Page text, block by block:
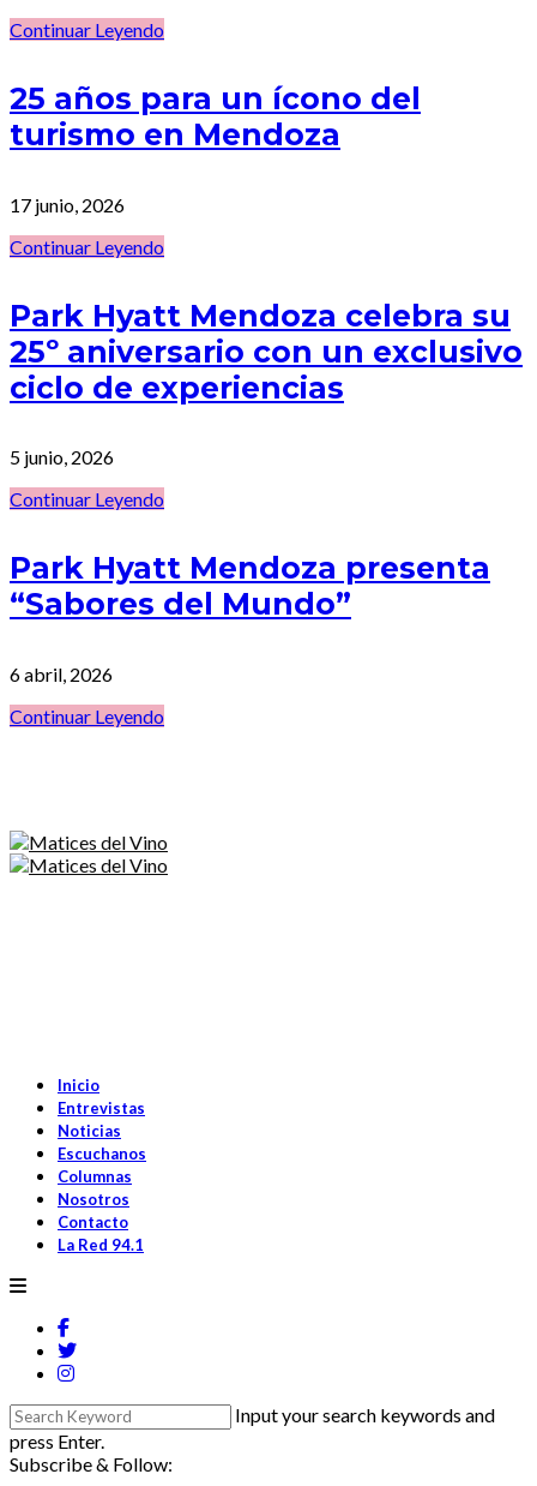
Continuar Leyendo
25 años para un ícono del
turismo en Mendoza
17 junio, 2026
Continuar Leyendo
Park Hyatt Mendoza celebra su
25º aniversario con un exclusivo
ciclo de experiencias
5 junio, 2026
Continuar Leyendo
Park Hyatt Mendoza presenta
“Sabores del Mundo”
6 abril, 2026
Continuar Leyendo
Inicio
Entrevistas
Noticias
Escuchanos
Columnas
Nosotros
Contacto
La Red 94.1
Input your search keywords and
press Enter.
Subscribe & Follow: